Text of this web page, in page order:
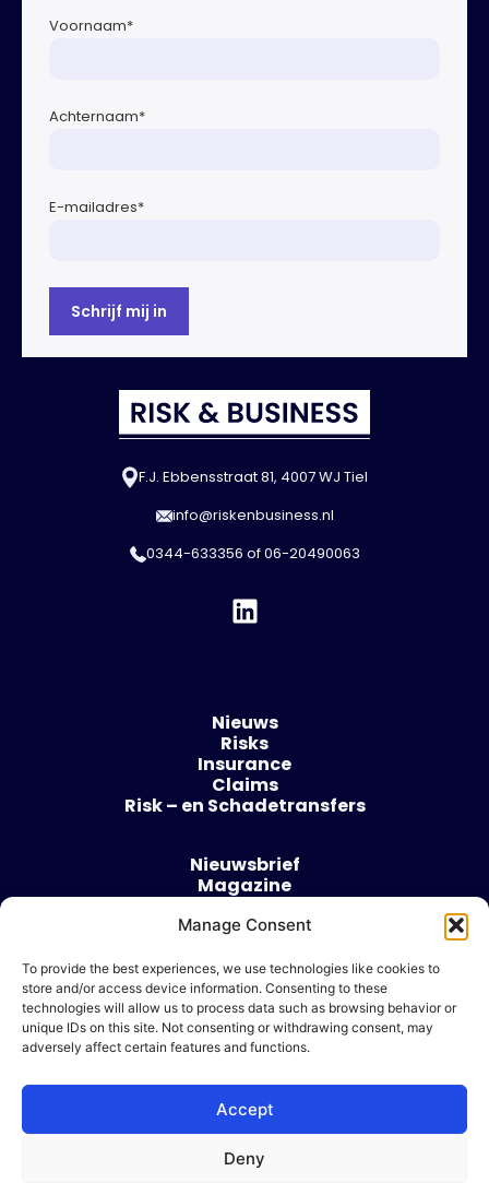
Manage Consent
To provide the best experiences, we use technologies like cookies to
store and/or access device information. Consenting to these
technologies will allow us to process data such as browsing behavior or
unique IDs on this site. Not consenting or withdrawing consent, may
adversely affect certain features and functions.
Accept
Deny
Voornaam*
Achternaam*
E-mailadres*
F.J. Ebbensstraat 81, 4007 WJ Tiel
info@riskenbusiness.nl
0344-633356 of06-20490063
Nieuws
Risks
Insurance
Claims
Risk – en Schadetransfers
Nieuwsbrief
Magazine
Over
Algemene voorwaarden
Cookie beleid
Ik wil adverteren